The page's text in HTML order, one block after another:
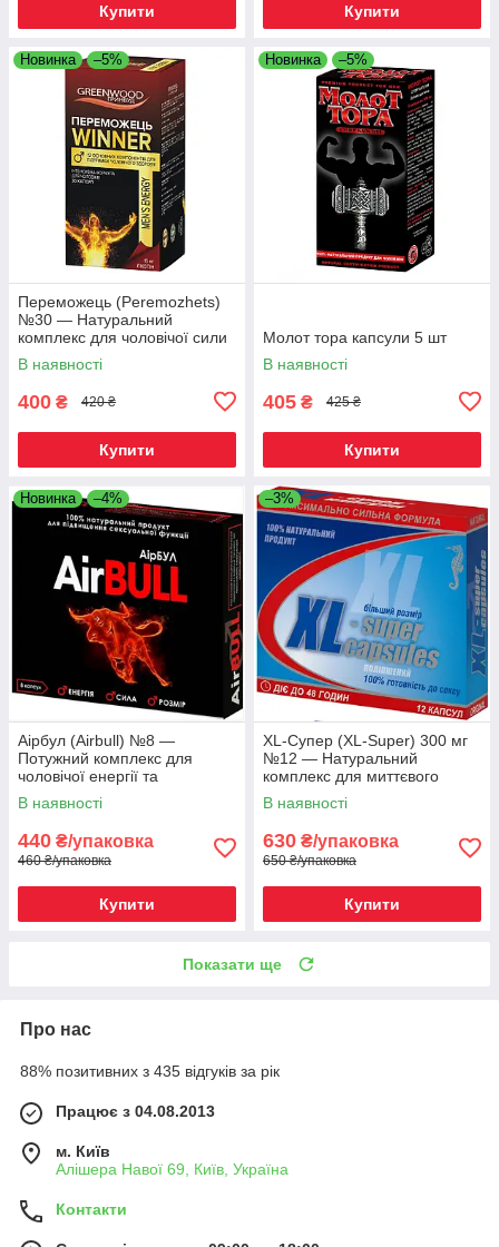
Купити Купити
Новинка –5%
Переможець (Peremozhets)
№30 — Натуральний
комплекс для чоловічої сили
та впевненості
В наявності
400 ₴ 420 ₴
Купити
Новинка –5%
Молот тора капсули 5 шт
В наявності
405 ₴ 425 ₴
Купити
Новинка –4%
Аірбул (Airbull) №8 —
Потужний комплекс для
чоловічої енергії та
стабільної ерекції
В наявності
440 ₴/упаковка
460 ₴/упаковка
Купити
–3%
XL-Супер (XL-Super) 300 мг
№12 — Натуральний
комплекс для миттєвого
посилення чоловічої сили та
витривалості
В наявності
630 ₴/упаковка
650 ₴/упаковка
Купити
Показати ще
Про нас
88% позитивних з 435 відгуків за рік
Працює з 04.08.2013
м. Київ
Алішера Навої 69, Київ, Україна
Контакти